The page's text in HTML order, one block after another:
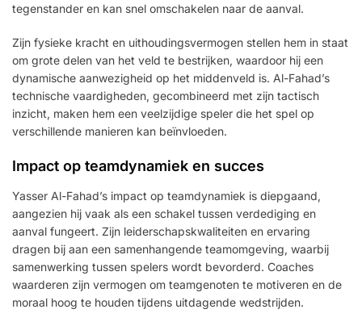
tegenstander en kan snel omschakelen naar de aanval.
Zijn fysieke kracht en uithoudingsvermogen stellen hem in staat
om grote delen van het veld te bestrijken, waardoor hij een
dynamische aanwezigheid op het middenveld is. Al-Fahad’s
technische vaardigheden, gecombineerd met zijn tactisch
inzicht, maken hem een veelzijdige speler die het spel op
verschillende manieren kan beïnvloeden.
Impact op teamdynamiek en succes
Yasser Al-Fahad’s impact op teamdynamiek is diepgaand,
aangezien hij vaak als een schakel tussen verdediging en
aanval fungeert. Zijn leiderschapskwaliteiten en ervaring
dragen bij aan een samenhangende teamomgeving, waarbij
samenwerking tussen spelers wordt bevorderd. Coaches
waarderen zijn vermogen om teamgenoten te motiveren en de
moraal hoog te houden tijdens uitdagende wedstrijden.